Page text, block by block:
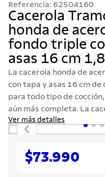
Referencia: 62504160
Cacerola
honda de
fondo triple
asas 16 cm
La cacerola honda de
con tapa y asas 16 cm
para todo tipo de
aún más completa. La
Ver más detalles
$73.990
2.
sarten
3.
cubiertos
4.
ollas
5.
acero inoxidable
6 .
442
7.
grano
8.
solar
cuchillo
10. termo